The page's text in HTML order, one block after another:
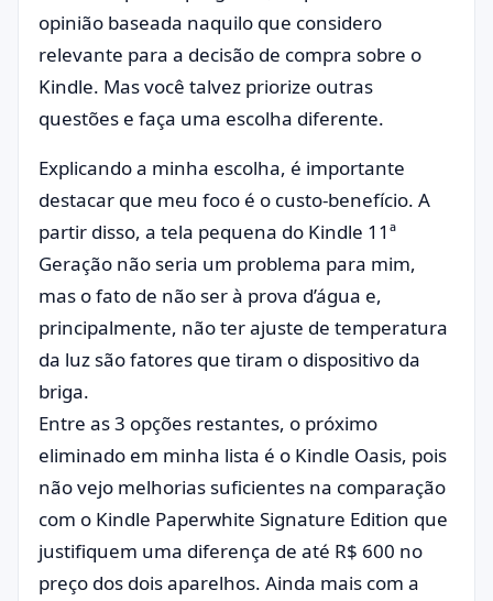
opinião baseada naquilo que considero
relevante para a decisão de compra sobre o
Kindle. Mas você talvez priorize outras
questões e faça uma escolha diferente.
Explicando a minha escolha, é importante
destacar que meu foco é o custo-benefício. A
partir disso, a tela pequena do Kindle 11ª
Geração não seria um problema para mim,
mas o fato de não ser à prova d’água e,
principalmente, não ter ajuste de temperatura
da luz são fatores que tiram o dispositivo da
briga.
Entre as 3 opções restantes, o próximo
eliminado em minha lista é o Kindle Oasis, pois
não vejo melhorias suficientes na comparação
com o Kindle Paperwhite Signature Edition que
justifiquem uma diferença de até R$ 600 no
preço dos dois aparelhos. Ainda mais com a